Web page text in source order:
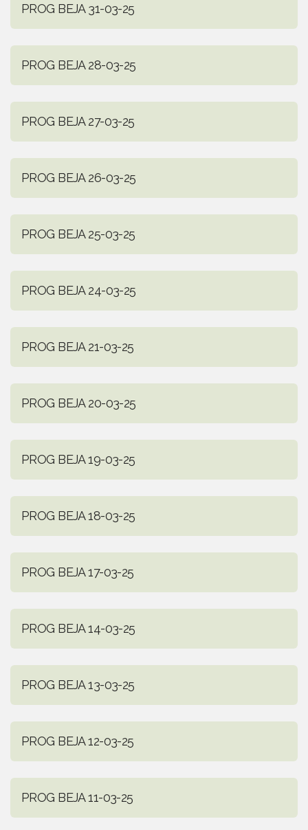
PROG BEJA 31-03-25
PROG BEJA 28-03-25
PROG BEJA 27-03-25
PROG BEJA 26-03-25
PROG BEJA 25-03-25
PROG BEJA 24-03-25
PROG BEJA 21-03-25
PROG BEJA 20-03-25
PROG BEJA 19-03-25
PROG BEJA 18-03-25
PROG BEJA 17-03-25
PROG BEJA 14-03-25
PROG BEJA 13-03-25
PROG BEJA 12-03-25
PROG BEJA 11-03-25